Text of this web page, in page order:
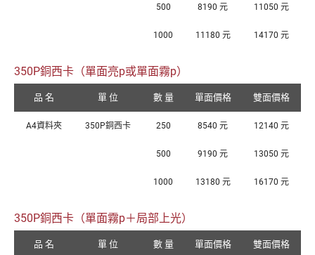
500 8190 元 11050 元
1000 11180 元 14170 元
350P銅西卡（單面亮p或單面霧p）
品 名 單 位 數 量 單面價格 雙面價格
A4資料夾 350P銅西卡 250 8540 元 12140 元
500 9190 元 13050 元
1000 13180 元 16170 元
350P銅西卡（單面霧p＋局部上光）
品 名 單 位 數 量 單面價格 雙面價格